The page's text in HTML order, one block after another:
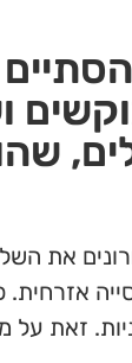
את
אזרחית.
זאת